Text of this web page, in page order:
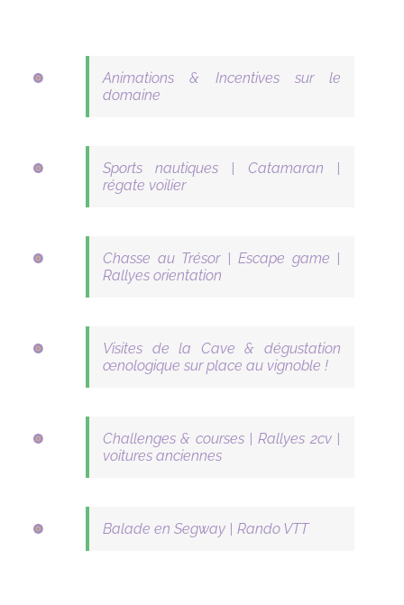
Animations & Incentives sur le
domaine
Sports nautiques | Catamaran |
régate voilier
Chasse au Trésor | Escape game |
Rallyes orientation
Visites de la Cave & dégustation
œnologique sur place au vignoble !
Challenges & courses | Rallyes 2cv |
voitures anciennes
Balade en Segway | Rando VTT